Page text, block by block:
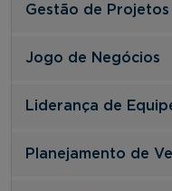
Gestão de
Jogo de Negócios
Liderança de
Planejamento de